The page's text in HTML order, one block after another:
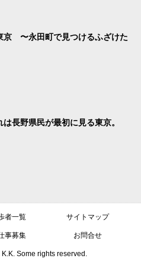
京 〜永田町で見つけるふざけた
は長野県民が最初に見る東京。
者一覧 サイトマップ
事募集 お問合せ
Some rights reserved.